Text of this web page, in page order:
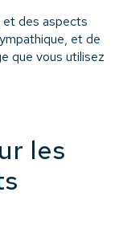
et des aspects
et de
que vous utilisez
les